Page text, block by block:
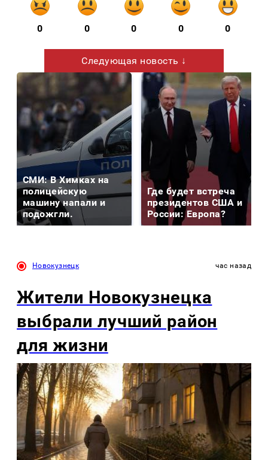
0 0 0 0 0
Следующая новость ↓
СМИ: В Химках на
полицейскую
машину напали и
подожгли.
Где будет встреча
президентов США и
России: Европа?
Новокузнецк час назад
Жители Новокузнецка
выбрали лучший район
для жизни